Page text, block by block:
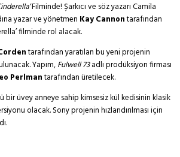
Filminde! Şarkıcı ve söz yazarı Camila
yazar ve yönetmen Kay Cannontarafından
filminde rol alacak.
tarafından yaratılan bu yeni projenin
Yapım,Fulwell 73adlı prodüksiyon firması
Perlmantarafından üretilecek.
bir üvey anneye sahip kimsesiz kül kedisinin klasik
olacak. Sony projenin hızlandırılması için